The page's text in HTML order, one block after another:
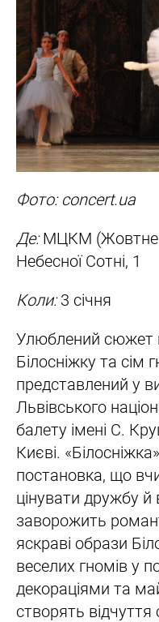
Фото: concert.ua
Де:МЦКМ
Небесної Сотні, 1
Коли:3 січня
Улюблений сюжет
Білосніжку та сім
представлений у
Львівського
балету імені С.
Києві.
постановка, що
цінувати дружбу й
заворожить
яскраві образи
веселих гномів у
декораціями та
створять